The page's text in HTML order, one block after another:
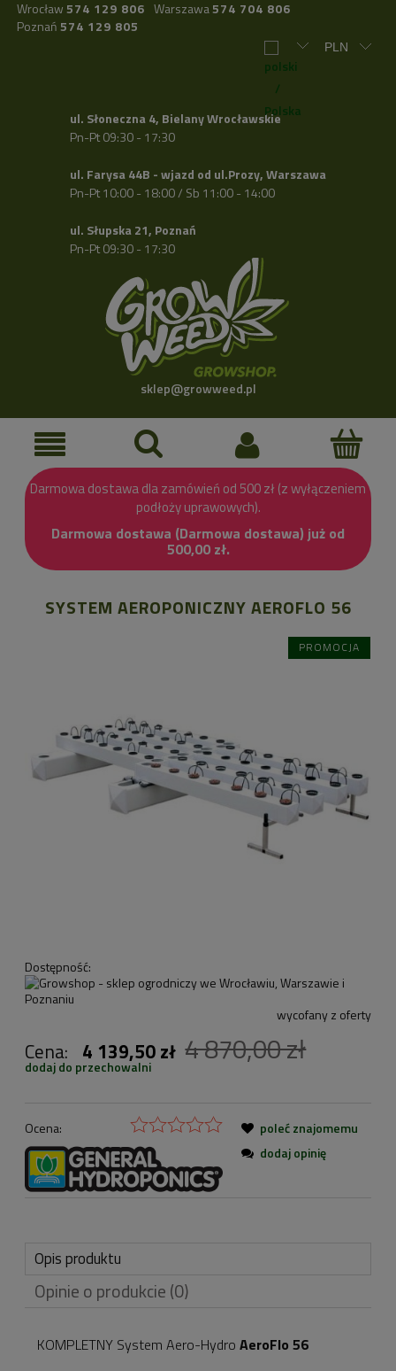
Wrocław 574 129 806 Warszawa574 704 806
Poznań 574 129 805
ul. Słoneczna 4, Bielany Wrocławskie
Pn-Pt 09:30 - 17:30
ul. Farysa 44B - wjazd od ul.Prozy, Warszawa
Pn-Pt 10:00 - 18:00 / Sb 11:00 - 14:00
ul. Słupska 21, Poznań
Pn-Pt 09:30 - 17:30
sklep@growweed.pl
Darmowa dostawa dla zamówień od 500 zł (z wyłączeniem
podłoży uprawowych).
Darmowa dostawa (Darmowa dostawa) już od
500,00 zł.
SYSTEM AEROPONICZNY AEROFLO 56
PROMOCJA
Dostępność:
wycofany z oferty
Cena: 4 139,50 zł 4 870,00 zł
dodaj do przechowalni
Ocena:
poleć znajomemu
dodaj opinię
Opis produktu
Opinie o produkcie (0)
KOMPLETNY System Aero-Hydro AeroFlo 56